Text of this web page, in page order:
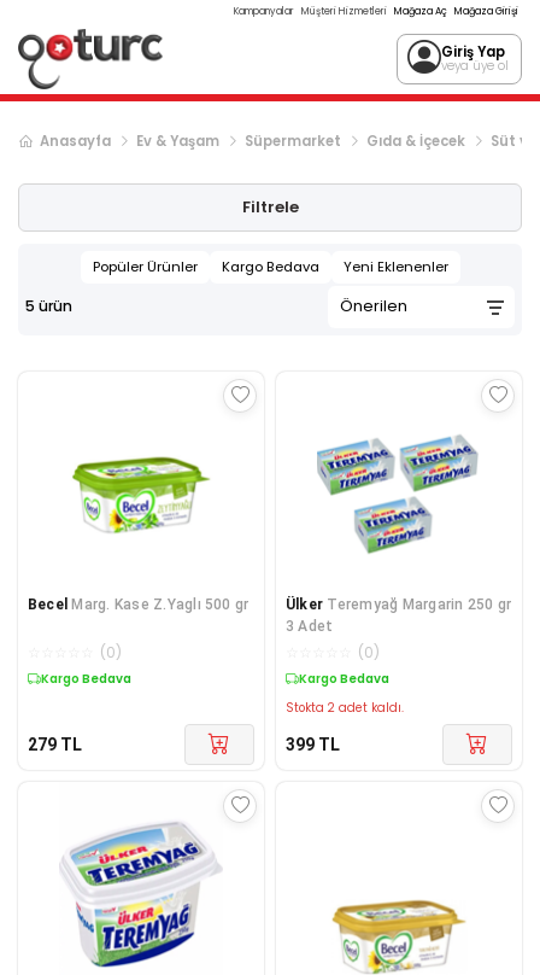
Kampanyalar Müşteri Hizmetleri Mağaza Aç Mağaza Girişi
Giriş Yap
veya üye ol
Anasayfa Ev & Yaşam Süpermarket Gıda & İçecek Süt ve
Filtrele
Popüler Ürünler Kargo Bedava Yeni Eklenenler
5 ürün
Becel Marg. Kase Z.Yaglı 500 gr
(0)
Kargo Bedava
279 TL
Ülker Teremyağ Margarin 250 gr
3 Adet
(0)
Kargo Bedava
Stokta 2 adet kaldı.
399 TL